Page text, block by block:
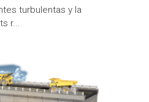
turbulentas y la
r...